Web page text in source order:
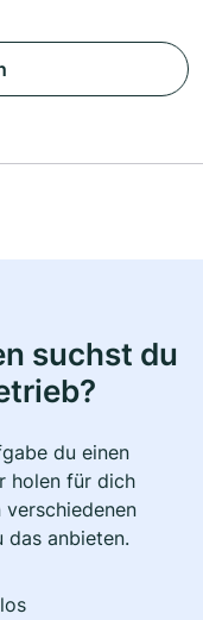
suchst du
du einen
holen für dich
das anbieten.